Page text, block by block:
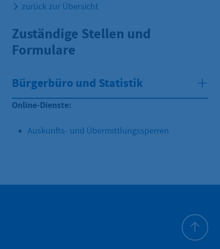
zurück zur Übersicht
Zuständige Stellen und
Formulare
Bürgerbüro und Statistik
Online-Dienste:
Auskunfts- und Übermittlungssperren